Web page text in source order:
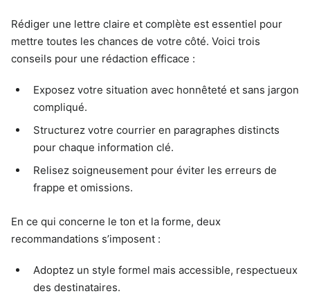
Rédiger une lettre claire et complète est essentiel pour
mettre toutes les chances de votre côté. Voici trois
conseils pour une rédaction efficace :
Exposez votre situation avec honnêteté et sans jargon
compliqué.
Structurez votre courrier en paragraphes distincts
pour chaque information clé.
Relisez soigneusement pour éviter les erreurs de
frappe et omissions.
En ce qui concerne le ton et la forme, deux
recommandations s’imposent :
Adoptez un style formel mais accessible, respectueux
des destinataires.